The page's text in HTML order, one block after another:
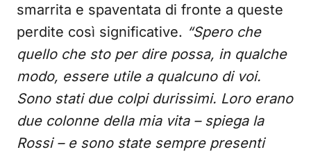
smarrita e spaventata di fronte a queste
perdite così significative. “Spero che
quello che sto per dire possa, in qualche
modo, essere utile a qualcuno di voi.
Sono stati due colpi durissimi. Loro erano
due colonne della mia vita – spiega la
Rossi – e sono state sempre presenti